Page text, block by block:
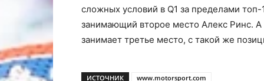
сложных условий в Q1 за пределами
занимающий второе место Алекс Ринс.
занимает третье место, с такой же
ИСТОЧНИК
www.motorsport.com